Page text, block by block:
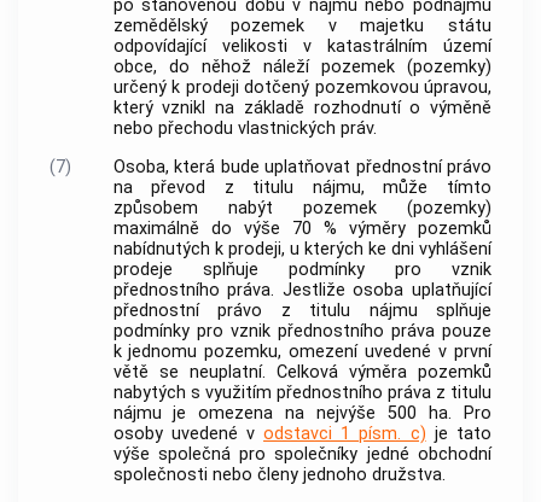
po stanovenou dobu v nájmu nebo podnájmu
zemědělský pozemek v majetku státu
odpovídající velikosti v
katastrálním území
obce, do něhož náleží pozemek (pozemky)
určený k prodeji dotčený pozemkovou úpravou,
který vznikl na základě rozhodnutí o výměně
nebo přechodu vlastnických práv.
(7)
Osoba, která bude uplatňovat přednostní právo
na převod z titulu nájmu, může tímto
způsobem nabýt pozemek (pozemky)
maximálně do výše 70 % výměry pozemků
nabídnutých k prodeji, u kterých ke dni vyhlášení
prodeje splňuje podmínky pro vznik
přednostního práva. Jestliže osoba uplatňující
přednostní právo z titulu nájmu splňuje
podmínky pro vznik přednostního práva pouze
k jednomu pozemku, omezení uvedené v první
větě se neuplatní. Celková výměra pozemků
nabytých s využitím přednostního práva z titulu
nájmu je omezena na nejvýše 500 ha. Pro
osoby uvedené vodstavci 1 písm. c) je tato
výše společná pro společníky jedné obchodní
společnosti nebo členy jednoho družstva.